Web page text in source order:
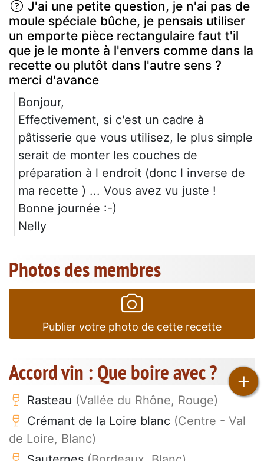
J'ai une petite question, je n'ai pas de
moule spéciale bûche, je pensais utiliser
un emporte pièce rectangulaire faut t'il
que je le monte à l'envers comme dans la
recette ou plutôt dans l'autre sens ?
merci d'avance
Bonjour,
Effectivement, si c'est un cadre à
pâtisserie que vous utilisez, le plus simple
serait de monter les couches de
préparation à l endroit (donc l inverse de
ma recette ) ... Vous avez vu juste !
Bonne journée :-)
Nelly
Photos des membres
Publier votre photo de cette recette
Accord vin : Que boire avec ?
Rasteau (Vallée du Rhône, Rouge)
Crémant de la Loire blanc (Centre - Val
de Loire, Blanc)
+